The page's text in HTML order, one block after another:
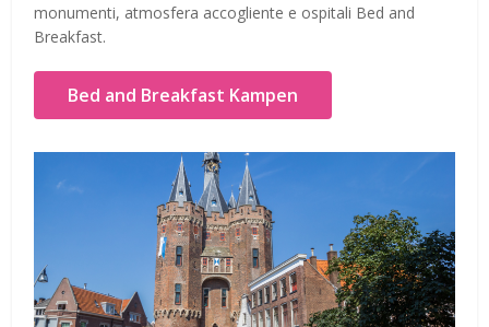
monumenti, atmosfera accogliente e ospitali Bed and
Breakfast.
Bed and Breakfast Kampen